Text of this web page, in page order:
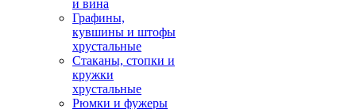
и вина
Графины,
кувшины и штофы
хрустальные
Стаканы, стопки и
кружки
хрустальные
Рюмки и фужеры